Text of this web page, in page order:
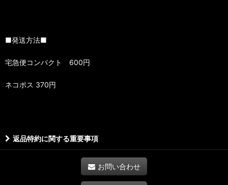
■発送方法■
宅急便コンパクト 600円
ネコポス 370円
返品特約に関する重要事項
お問い合わせ